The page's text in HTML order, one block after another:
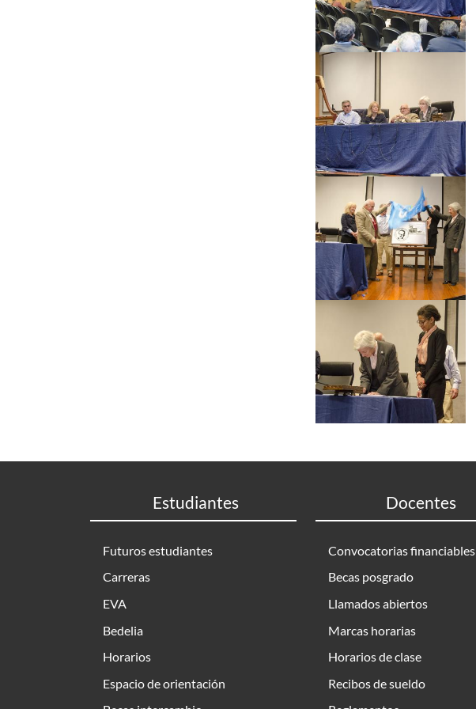
Estudiantes
Futuros estudiantes
Carreras
EVA
Bedelia
Horarios
Espacio de orientación
Docentes
Convocatorias financiables
Becas posgrado
Llamados abiertos
Marcas horarias
Horarios de clase
Recibos de sueldo